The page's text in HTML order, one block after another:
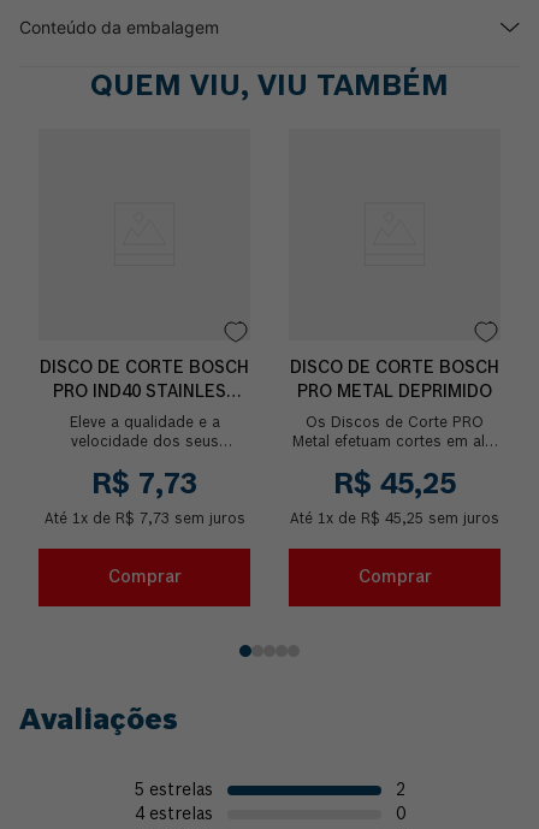
Conteúdo da embalagem
QUEM VIU, VIU TAMBÉM
DISCO DE CORTE BOSCH
PRO IND40 STAINLESS
STEEL&METAL
Eleve a qualidade e a
velocidade dos seus
metalurgia! Aresentamos o
Disco de Corte Bosch PRO
I...
R$ 7,73
Até 1x de R$ 7, 73 sem juros
Comprar
DISCO DE CORTE BOSCH
PRO METAL DEPRIMIDO
Os Discos de Corte PRO
Metal efetuam cortes em alta
proporcionar um grande
rendimento, com cada
disco...
R$ 45,25
Até 1x de R$ 45,25 sem juros
Comprar
Avaliações
5 estrelas
4 estrelas
2
0